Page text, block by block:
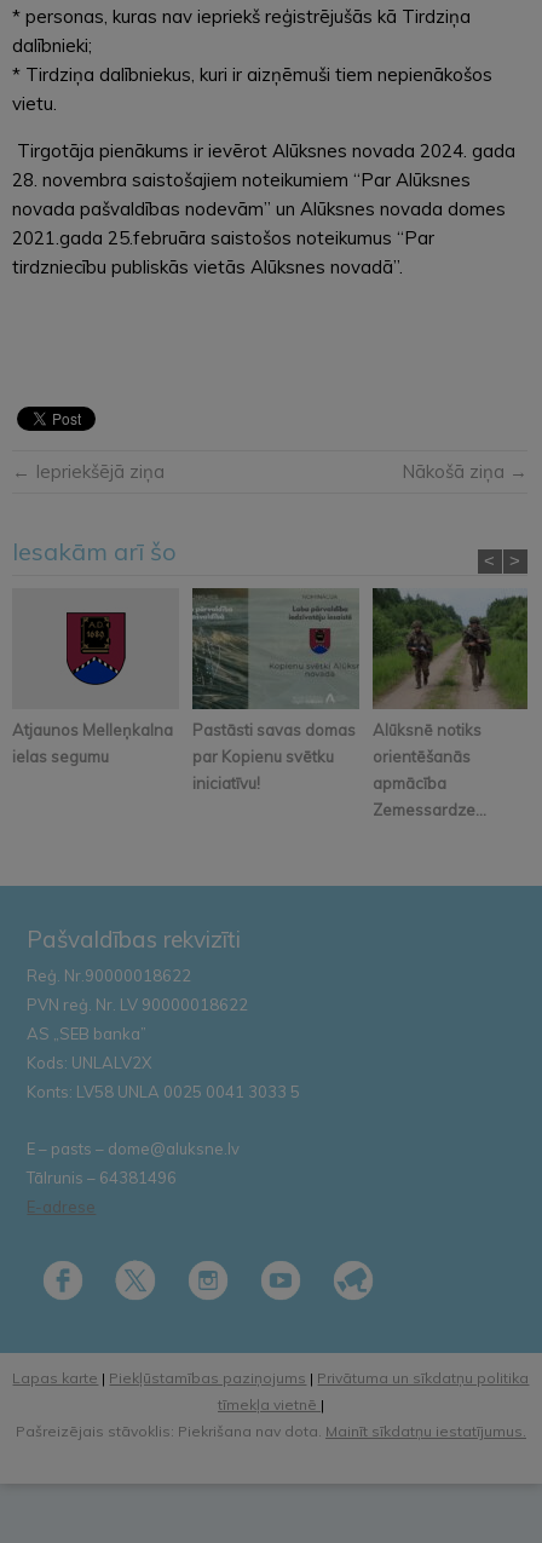
* personas, kuras nav iepriekš reģistrējušās kā Tirdziņa
dalībnieki;
* Tirdziņa dalībniekus, kuri ir aizņēmuši tiem nepienākošos
vietu.
Tirgotāja pienākums ir ievērot Alūksnes novada 2024. gada
28. novembra saistošajiem noteikumiem “Par Alūksnes
novada pašvaldības nodevām” un Alūksnes novada domes
2021.gada 25.februāra saistošos noteikumus “Par
tirdzniecību publiskās vietās Alūksnes novadā”.
← Iepriekšējā ziņa Nākošā ziņa →
Iesakām arī šo
Atjaunos Melleņkalna
ielas segumu
Pastāsti savas domas
par Kopienu svētku
iniciatīvu!
Alūksnē notiks
orientēšanās
apmācība
Zemessardze...
< >
Pašvaldības rekvizīti
Reģ. Nr.90000018622
PVN reģ. Nr. LV 90000018622
AS „SEB banka”
Kods: UNLALV2X
Konts: LV58 UNLA 0025 0041 3033 5
E – pasts – dome@aluksne.lv
Tālrunis – 64381496
E-adrese
Lapas karte | Piekļūstamības paziņojums | Privātuma un sīkdatņu politika
tīmekļa vietnē |
Pašreizējais stāvoklis: Piekrišana nav dota. Mainīt sīkdatņu iestatījumus.